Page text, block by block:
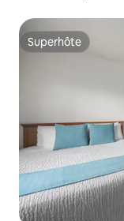
Superhôte
Superhôte